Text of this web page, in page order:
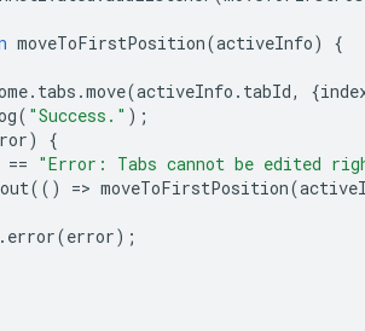
moveToFirstPosition(activeInfo)
{
. tabs .move(activeInfo . tabId, {
( "Success." );
)
{
== "Error: Tabs cannot be edited
(() => moveToFirstPosition(
. error(error);